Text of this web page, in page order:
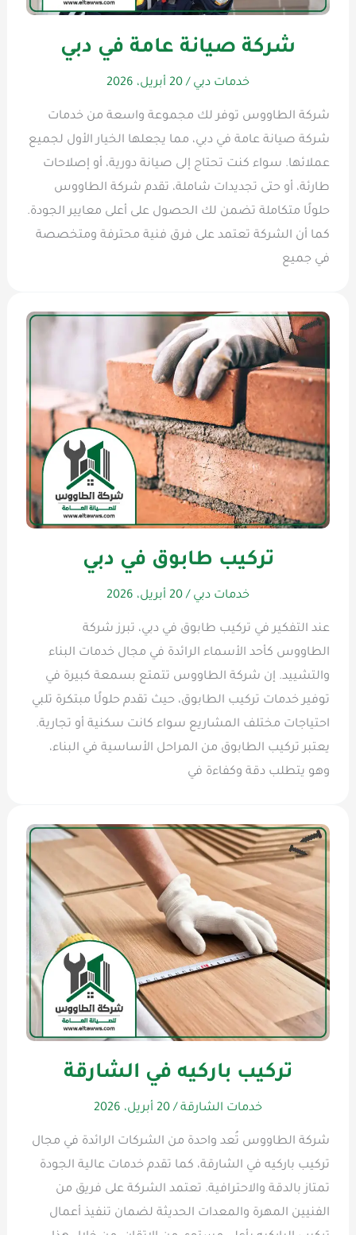
شركة صيانة عامة في دبي
خدمات دبي /20 أبريل، 2026
شركة الطاووس توفر لك مجموعة واسعة من خدمات
شركة صيانة عامة في دبي، مما يجعلها الخيار الأول لجميع
عملائها. سواء كنت تحتاج إلى صيانة دورية، أو إصلاحات
طارئة، أو حتى تجديدات شاملة، تقدم شركة الطاووس
حلولًا متكاملة تضمن لك الحصول على أعلى معايير الجودة.
كما أن الشركة تعتمد على فرق فنية محترفة ومتخصصة
في جميع
تركيب طابوق في دبي
خدمات دبي /20 أبريل، 2026
عند التفكير في تركيب طابوق في دبي، تبرز شركة
الطاووس كأحد الأسماء الرائدة في مجال خدمات البناء
والتشييد. إن شركة الطاووس تتمتع بسمعة كبيرة في
توفير خدمات تركيب الطابوق، حيث تقدم حلولًا مبتكرة تلبي
احتياجات مختلف المشاريع سواء كانت سكنية أو تجارية.
يعتبر تركيب الطابوق من المراحل الأساسية في البناء،
وهو يتطلب دقة وكفاءة في
تركيب باركيه في الشارقة
خدمات الشارقة /20 أبريل، 2026
شركة الطاووس تُعد واحدة من الشركات الرائدة في مجال
تركيب باركيه في الشارقة، كما تقدم خدمات عالية الجودة
تمتاز بالدقة والاحترافية. تعتمد الشركة على فريق من
الفنيين المهرة والمعدات الحديثة لضمان تنفيذ أعمال